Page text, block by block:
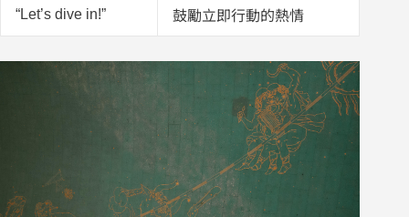
“Let’s dive in!” 鼓勵立即行動的熱情